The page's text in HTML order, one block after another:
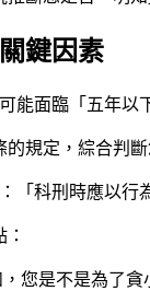
鍵因素
能面臨「五年
規定，綜合判斷
：「科刑時應以
您是不是為了貪